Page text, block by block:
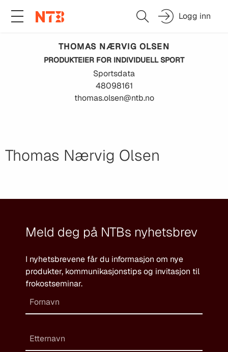
Logg inn
THOMAS NÆRVIG OLSEN
PRODUKTEIER FOR INDIVIDUELL SPORT
Sportsdata
48098161
thomas.olsen@ntb.no
Thomas Nærvig Olsen
Meld deg på NTBs nyhetsbrev
I nyhetsbrevene får du informasjon om nye
produkter, kommunikasjonstips og invitasjon til
frokostseminar.